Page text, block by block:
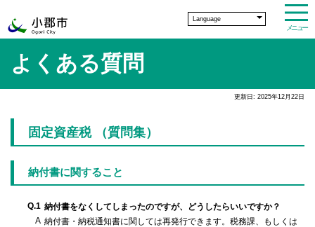
Language
メニュー
よくある質問
更新日: 2025年12月22日
固定資産税 （質問集）
納付書に関すること
Q.1 納付書をなくしてしまったのですが、どうしたらいいですか？
A 納付書・納税通知書に関しては再発行できます。税務課、もしくは